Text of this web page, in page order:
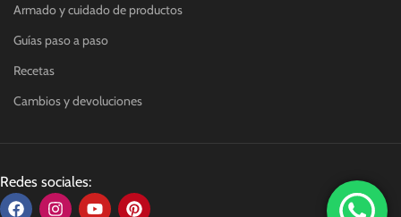
Armado y cuidado de productos
Guías paso a paso
Recetas
Cambios y devoluciones
Redes sociales: